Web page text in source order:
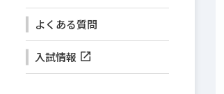
よくある質問
入試情報